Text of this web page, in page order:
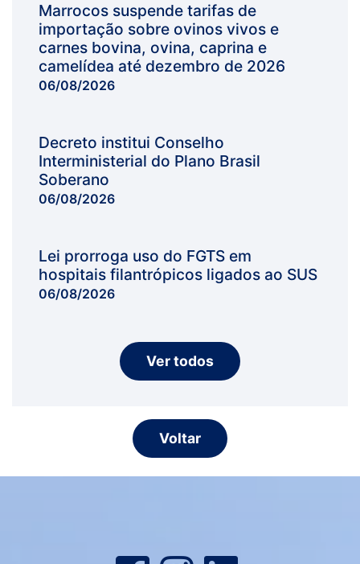
Marrocos suspende tarifas de
importação sobre ovinos vivos e
carnes bovina, ovina, caprina e
camelídea até dezembro de 2026
06/08/2026
Decreto institui Conselho
Interministerial do Plano Brasil
Soberano
06/08/2026
Lei prorroga uso do FGTS em
hospitais filantrópicos ligados ao SUS
06/08/2026
Ver todos
Voltar